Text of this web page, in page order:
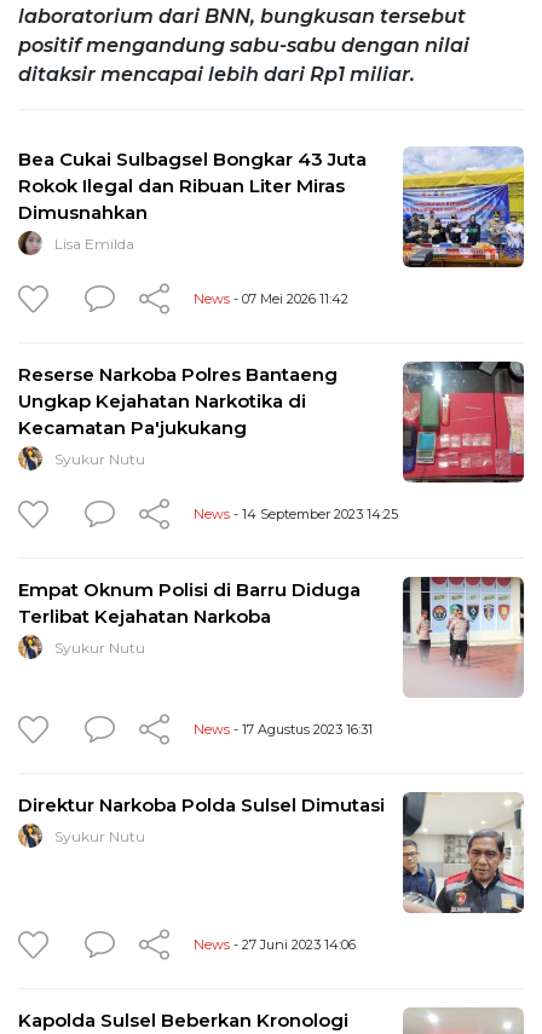
laboratorium dari BNN, bungkusan tersebut
positif mengandung sabu-sabu dengan nilai
ditaksir mencapai lebih dari Rp1 miliar.
Bea Cukai Sulbagsel Bongkar 43 Juta
Rokok Ilegal dan Ribuan Liter Miras
Dimusnahkan
Lisa Emilda
News - 07 Mei 2026 11:42
Reserse Narkoba Polres Bantaeng
Ungkap Kejahatan Narkotika di
Kecamatan Pa'jukukang
Syukur Nutu
News - 14 September 2023 14:25
Empat Oknum Polisi di Barru Diduga
Terlibat Kejahatan Narkoba
Syukur Nutu
News - 17 Agustus 2023 16:31
Direktur Narkoba Polda Sulsel Dimutasi
Syukur Nutu
News - 27 Juni 2023 14:06
Kapolda Sulsel Beberkan Kronologi